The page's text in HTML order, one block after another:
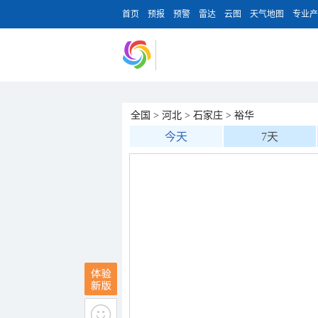
首页 预报 预警 雷达 云图 天气地图 专业
全国 > 河北 > 石家庄 > 裕华
今天 7天